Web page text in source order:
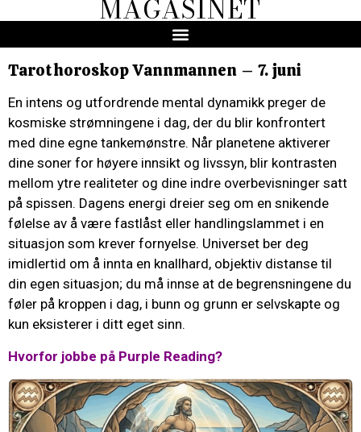
MAGASINET
Tarothoroskop Vannmannen – 7. juni
En intens og utfordrende mental dynamikk preger de
kosmiske strømningene i dag, der du blir konfrontert
med dine egne tankemønstre. Når planetene aktiverer
dine soner for høyere innsikt og livssyn, blir kontrasten
mellom ytre realiteter og dine indre overbevisninger satt
på spissen. Dagens energi dreier seg om en snikende
følelse av å være fastlåst eller handlingslammet i en
situasjon som krever fornyelse. Universet ber deg
imidlertid om å innta en knallhard, objektiv distanse til
din egen situasjon; du må innse at de begrensningene du
føler på kroppen i dag, i bunn og grunn er selvskapte og
kun eksisterer i ditt eget sinn.
Hvorfor jobbe på Purple Reading?